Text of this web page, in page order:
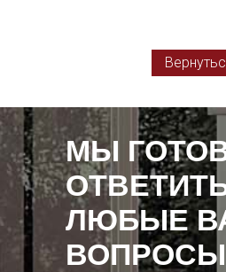
МЫ
ЛЮБЫЕ
ВОПРОСЫ